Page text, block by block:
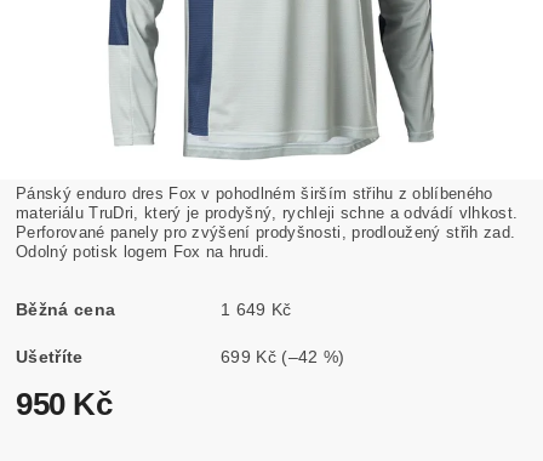
Pánský enduro dres Fox v pohodlném širším střihu z oblíbeného
materiálu TruDri, který je prodyšný, rychleji schne a odvádí vlhkost.
Perforované panely pro zvýšení prodyšnosti, prodloužený střih zad.
Odolný potisk logem Fox na hrudi.
Běžná cena 1 649 Kč
Ušetříte 699 Kč (–42 %)
950 Kč